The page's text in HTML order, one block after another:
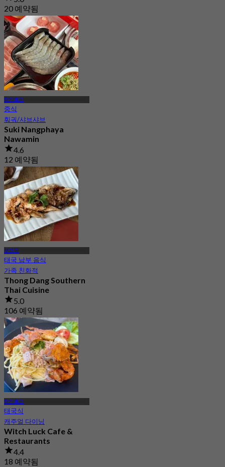
20 예약됨
에서฿ 210
람인트라
중식
훠궈/샤브샤브
Suki Nangphaya
Nawamin
4.6
12 예약됨
에서฿ 339
부엥꿈
태국 남부 음식
가족 친화적
Thong Dang Southern
Thai Cuisine
5.0
106 예약됨
에서฿ 225
람인트라
태국식
캐주얼 다이닝
Witch Luck Cafe &
Restaurants
4.4
18 예약됨